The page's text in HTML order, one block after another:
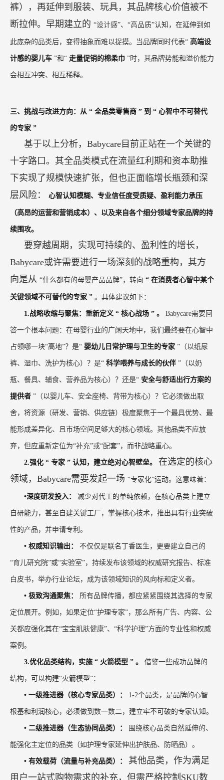
裤），再延伸到服装、玩具，其品牌核心价值被不
断拉伸。早期建立的 “设计感”、“高品质”认知，在延伸到如
此庞杂的品类后，变得抽象而难以捉摸。当品牌同时代表“ 高端设
计感的婴儿车 ”和“ 走量促销的棉柔巾 ”时，其品牌势能和溢价能力
会相互冲突、相互稀释。
三、挑战与改进方向：从 “ 全品类零售商 ” 到 “ 心智中不可替代
的专家 ”
基于以上分析，Babycare目前正站在一个关键的
十字路口。其全品类模式在流量红利期和资本助推
下实现了规模快速扩张，但也正面临增长瓶颈和深
层风险：
心智认知模糊、专业信任度受质疑、盈利能力承压
（高昂的运营和营销成本）、以及来自各个细分领域专家品牌的持
续围攻。
要穿越周期，实现可持续的、盈利性的增长，
Babycare或许需要进行一场深刻的战略重构，其方
向是从 “什么都有的母婴产品品牌”，转向 “ 在消费者心智中某个
关键领域不可替代的专家 ” 。具体建议如下：
1.战略收缩与聚焦：重新定义 “ 核心战场 ” 。 Babycare需要回
答一个根本问题：在母婴行业的广阔天地中，我们最终要在心智中
占领哪一块“高地”？是“ 婴幼儿日常护理与卫生的专家 ”（以纸尿
裤、湿巾、洗护为核心）？是“ 科学喂养与成长的伙伴 ”（以奶
瓶、餐具、辅食、营养品为核心）？还是“ 安全与舒适出行方案的
提供者 ”（以婴儿车、安全座椅、背带为核心）？它必须做出取
舍，将资源（研发、营销、供应链）极度聚焦于一个最具优势、最
能形成差异化、且市场空间足够大的核心领域。其他品类不应放
弃，但应重新定位为“补充”或“配套”，而非战略重心。
2.强化 “ 专家 ” 认知，建立绝对心智壁垒。 在选定的核心
领域，Babycare需要发起一场 “专家化”运动。这意味着：
•深度研发投入： 减少对代工的单纯依赖，在核心品类上建立
自研能力，甚至自建关键工厂，掌握核心技术，推出具有行业突破
性的产品，并申请专利。
• 权威知识输出： 不仅仅是联名丁香医生，更要建立自己的
“育儿研究院”或“实验室”，持续发布该领域的权威研究报告、标准
白皮书，举办行业论坛，成为该领域知识的风向标和定义者。
• 极致沟通聚焦： 所有品牌传播，都应紧紧围绕其选择的专家
定位展开。例如，如果定位“护理专家”，那么所有广告、内容、公
关都应强化其在“宝宝肌肤健康”、“科学护理”方面的专业性和权威
案例。
3.优化品类结构，实施 “ 火箭模型 ” 。 借鉴一些成功品牌的
结构，可以构建“火箭模型”：
• 一级推进器（核心专家品类）： 1-2个品类，是品牌的心智
根基和利润核心，必须做到数一数二，建立牢不可破的专家认知。
• 二级推进器（生态协同品类）： 围绕核心品类自然延伸的、
能强化主定位的品类（如护理专家延伸出护肤品、防晒品）。
• 有效载荷（流量与补充品类）： 其他品类，作为满足
用户一站式购物需求的补充，但需严格控制SKU数